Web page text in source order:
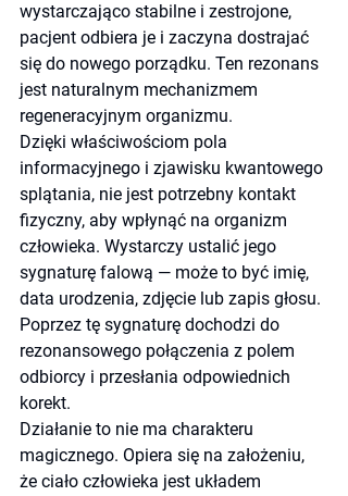
wystarczająco stabilne i zestrojone,
pacjent odbiera je i zaczyna dostrajać
się do nowego porządku. Ten rezonans
jest naturalnym mechanizmem
regeneracyjnym organizmu.
Dzięki właściwościom pola
informacyjnego i zjawisku kwantowego
splątania, nie jest potrzebny kontakt
fizyczny, aby wpłynąć na organizm
człowieka. Wystarczy ustalić jego
sygnaturę falową — może to być imię,
data urodzenia, zdjęcie lub zapis głosu.
Poprzez tę sygnaturę dochodzi do
rezonansowego połączenia z polem
odbiorcy i przesłania odpowiednich
korekt.
Działanie to nie ma charakteru
magicznego. Opiera się na założeniu,
że ciało człowieka jest układem